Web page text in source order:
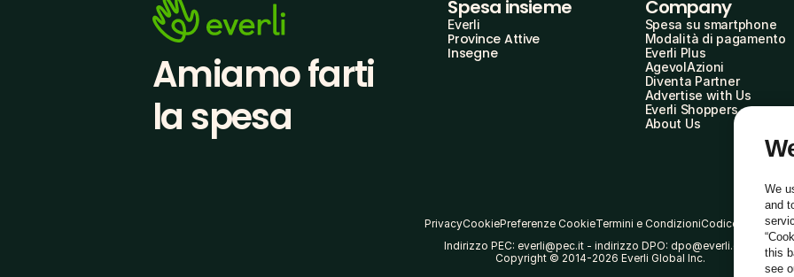
Amiamo farti
la spesa
Spesa insieme
Everli
Province Attive
Insegne
Company
Spesa su smartphone
Modalità di pagamento
Everli Plus
AgevolAzioni
Diventa Partner
Advertise with Us
Everli Shoppers
About Us
PrivacyCookiePreferenze CookieTermini e CondizioniCodice Etico
Indirizzo PEC: everli@pec.it - indirizzo DPO: dpo@everli.com
Copyright © 2014-2026 Everli Global Inc.
We
and
this
see